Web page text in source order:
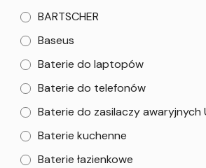
BARTSCHER
Baseus
Baterie do laptopów
Baterie do telefonów
Baterie do zasilaczy awaryjnych
Baterie kuchenne
Baterie łazienkowe